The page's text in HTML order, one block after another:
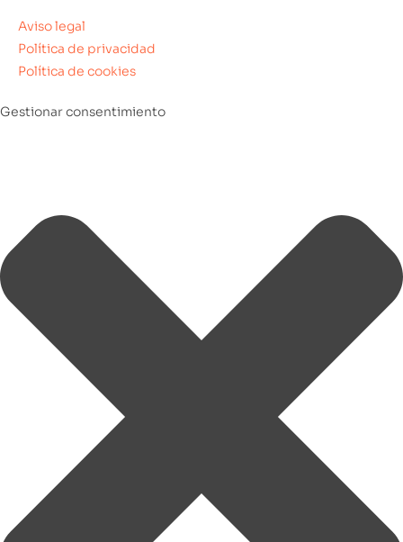
Aviso legal
Política de privacidad
Política de cookies
Gestionar consentimiento